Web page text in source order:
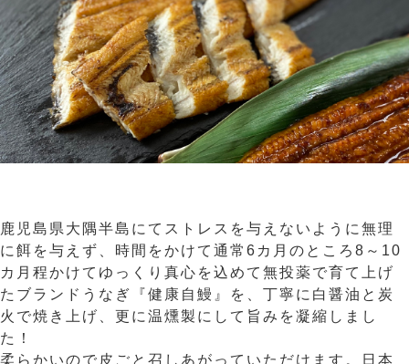
鹿児島県大隅半島にてストレスを与えないように無理
に餌を与えず、時間をかけて通常6カ月のところ8～10
カ月程かけてゆっくり真心を込めて無投薬で育て上げ
たブランドうなぎ『健康自鰻』を、丁寧に白醤油と炭
火で焼き上げ、更に温燻製にして旨みを凝縮しまし
た！
柔らかいので皮ごと召しあがっていただけます。日本